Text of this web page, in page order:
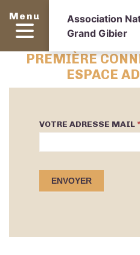
Je soutiens l’ANCGG
Menu
Association
Grand Gibier
PREMIÈRE
ESPACE
Première
connexion
VOTRE ADRESSE MAIL
ENVOYER